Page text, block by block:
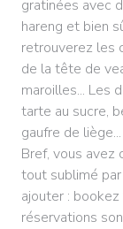
gratinées avec
hareng et bien
retrouverez les
de la tête de
maroilles... Les
tarte au sucre,
gaufre de liège...
Bref, vous avez
tout sublimé
ajouter :
réservations